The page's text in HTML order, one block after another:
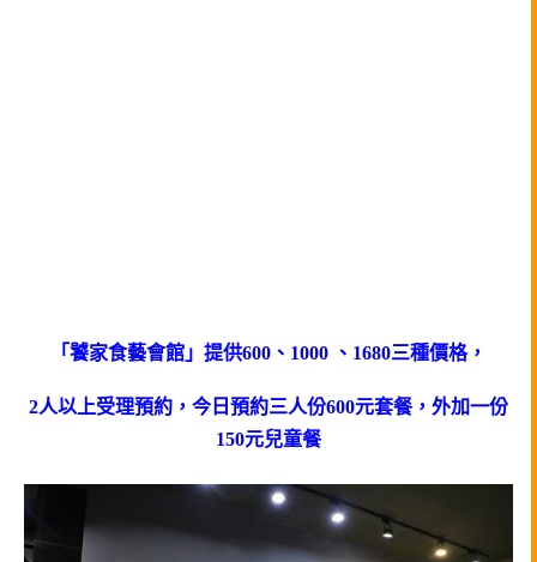
「饕家食藝會館」提供600、1000 、1680三種價格，
2人以上受理預約，今日預約三人份600元套餐， 外加一份
150元兒童餐